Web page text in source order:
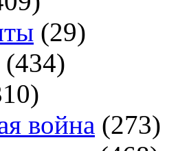
(29)
(434)
война (273)